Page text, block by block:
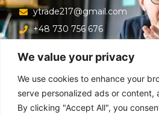
We value your privacy
We use cookies to enhance your
serve personalized ads or content,
By clicking "Accept All", you
ytrade217@gmail.com
+48 730 756 676
Menu
Główna